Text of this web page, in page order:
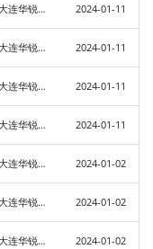
大连华锐重工集团股份有限公司冶电设备制造事业部 2024-01-11
大连华锐重工集团股份有限公司冶电设备制造事业部 2024-01-11
大连华锐重工集团股份有限公司港口机械制造事业部 2024-01-11
大连华锐重工集团股份有限公司港口机械制造事业部 2024-01-11
大连华锐重工集团股份有限公司电控装备厂 2024-01-02
大连华锐重工集团股份有限公司装卸机械制造事业部 2024-01-02
大连华锐重工集团股份有限公司冶电设备制造事业部 2024-01-02